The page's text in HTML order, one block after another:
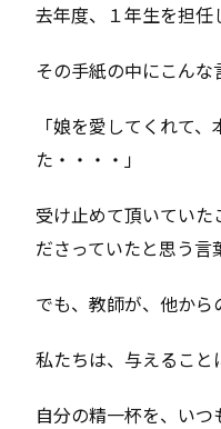
去年度、１年生を担任
その手紙の中にこんな
「娘を愛してくれて
た・・・・」
受け止めて頂いてい
ださっていたと思う言
でも、教師が、他から
私たちは、与えること
自分の精一杯を、い